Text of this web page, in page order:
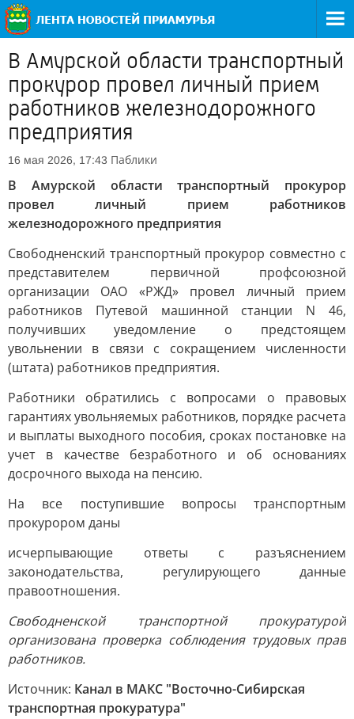
В Амурской области транспортный
прокурор провел личный прием
работников железнодорожного
предприятия
16 мая 2026, 17:43 Паблики
В Амурской области транспортный прокурор
провел личный прием работников
железнодорожного предприятия
Свободненский транспортный прокурор совместно с
представителем первичной профсоюзной
организации ОАО «РЖД» провел личный прием
работников Путевой машинной станции N 46,
получивших уведомление о предстоящем
увольнении в связи с сокращением численности
(штата) работников предприятия.
Работники обратились с вопросами о правовых
гарантиях увольняемых работников, порядке расчета
и выплаты выходного пособия, сроках постановке на
учет в качестве безработного и об основаниях
досрочного выхода на пенсию.
На все поступившие вопросы транспортным
прокурором даны
исчерпывающие ответы с разъяснением
законодательства, регулирующего данные
правоотношения.
Свободненской транспортной прокуратурой
организована проверка соблюдения трудовых прав
работников.
Источник: Канал в МАКС "Восточно-Сибирская
транспортная прокуратура"